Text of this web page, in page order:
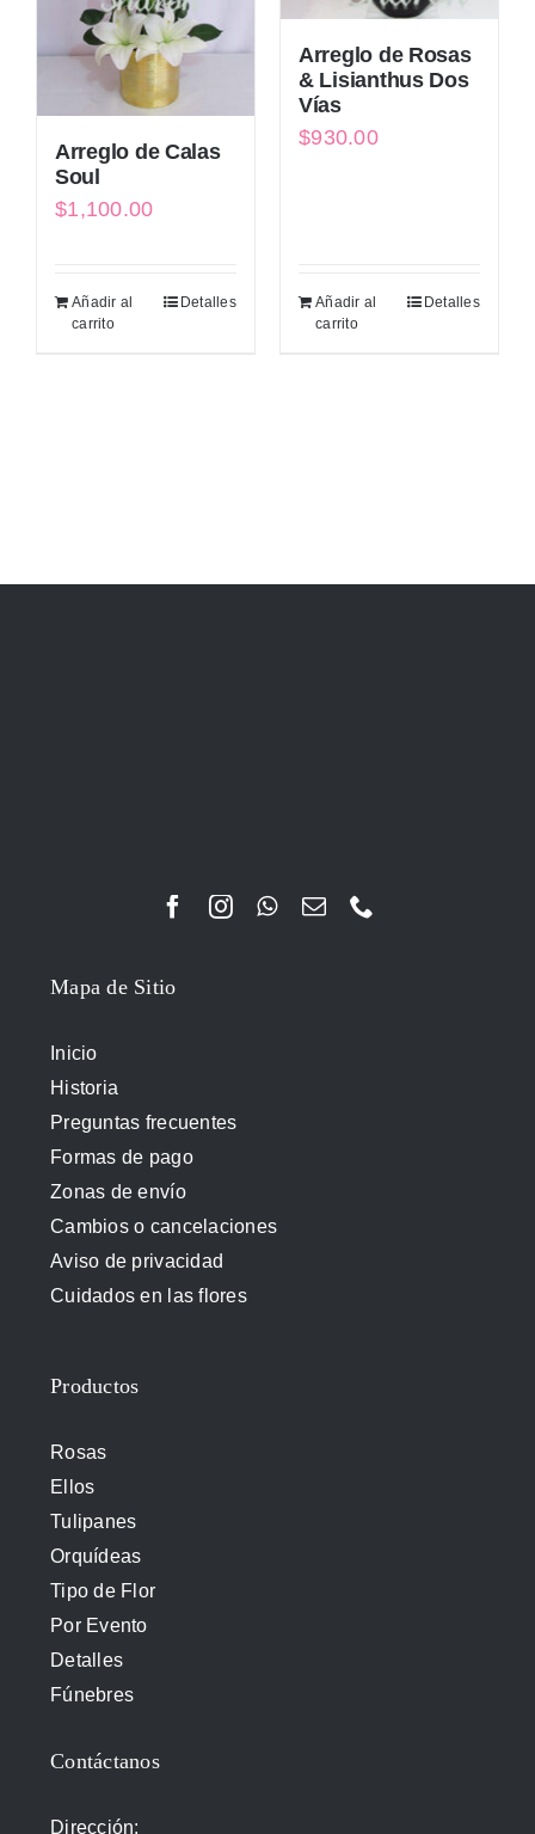
Arreglo de Calas
Soul
$1,100.00
Añadir al
carrito
Detalles
Arreglo de Rosas
& Lisianthus Dos
Vías
$930.00
Añadir al
carrito
Detalles
Mapa de Sitio
Inicio
Historia
Preguntas frecuentes
Formas de pago
Zonas de envío
Cambios o cancelaciones
Aviso de privacidad
Cuidados en las flores
Productos
Rosas
Ellos
Tulipanes
Orquídeas
Tipo de Flor
Por Evento
Detalles
Fúnebres
Contáctanos
Dirección: